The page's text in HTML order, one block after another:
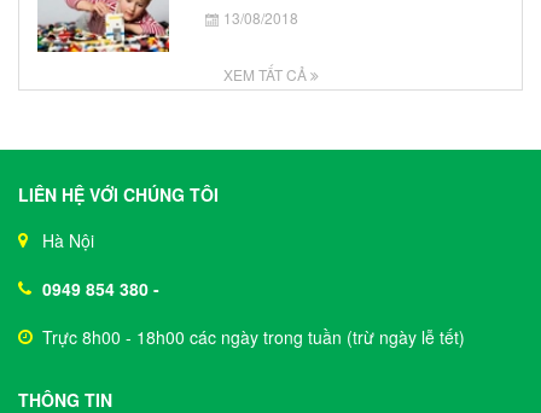
13/08/2018
XEM TẤT CẢ
LIÊN HỆ VỚI CHÚNG TÔI
Hà Nội
0949 854 380 -
Trực 8h00 - 18h00 các ngày trong tuần (trừ ngày lễ tết)
THÔNG TIN